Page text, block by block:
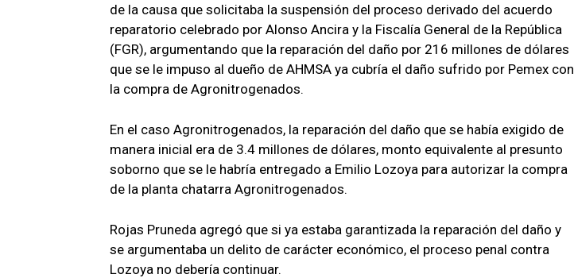
de la causa que solicitaba la suspensión del proceso derivado del acuerdo
reparatorio celebrado por Alonso Ancira y la Fiscalía General de la República
(FGR), argumentando que la reparación del daño por 216 millones de dólares
que se le impuso al dueño de AHMSA ya cubría el daño sufrido por Pemex con
la compra de Agronitrogenados.
En el caso Agronitrogenados, la reparación del daño que se había exigido de
manera inicial era de 3.4 millones de dólares, monto equivalente al presunto
soborno que se le habría entregado a Emilio Lozoya para autorizar la compra
de la planta chatarra Agronitrogenados.
Rojas Pruneda agregó que si ya estaba garantizada la reparación del daño y
se argumentaba un delito de carácter económico, el proceso penal contra
Lozoya no debería continuar.